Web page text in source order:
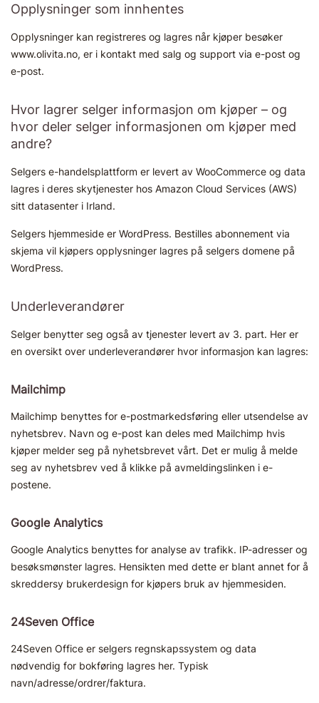
Opplysninger som innhentes
Opplysninger kan registreres og lagres når kjøper besøker
www.olivita.no, er i kontakt med salg og support via e-post og
e-post.
Hvor lagrer selger informasjon om kjøper – og
hvor deler selger informasjonen om kjøper med
andre?
Selgers e-handelsplattform er levert av WooCommerce og data
lagres i deres skytjenester hos Amazon Cloud Services (AWS)
sitt datasenter i Irland.
Selgers hjemmeside er WordPress. Bestilles abonnement via
skjema vil kjøpers opplysninger lagres på selgers domene på
WordPress.
Underleverandører
Selger benytter seg også av tjenester levert av 3. part. Her er
en oversikt over underleverandører hvor informasjon kan lagres:
Mailchimp
Mailchimp benyttes for e-postmarkedsføring eller utsendelse av
nyhetsbrev. Navn og e-post kan deles med Mailchimp hvis
kjøper melder seg på nyhetsbrevet vårt. Det er mulig å melde
seg av nyhetsbrev ved å klikke på avmeldingslinken i e-
postene.
Google Analytics
Google Analytics benyttes for analyse av trafikk. IP-adresser og
besøksmønster lagres. Hensikten med dette er blant annet for å
skreddersy brukerdesign for kjøpers bruk av hjemmesiden.
24Seven Office
24Seven Office er selgers regnskapssystem og data
nødvendig for bokføring lagres her. Typisk
navn/adresse/ordrer/faktura.